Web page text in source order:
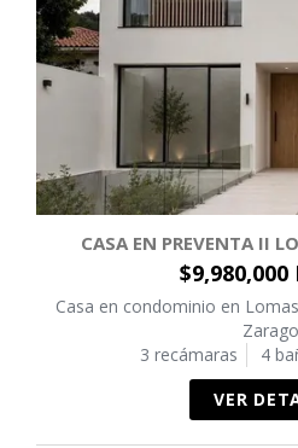
CASA EN PREVENTA II
$9,980,000
Casa en condominio en
3 recámaras
4
VER